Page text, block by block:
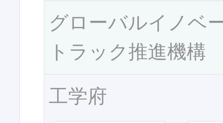
グローバルイノベ
トラック推進機構
工学府